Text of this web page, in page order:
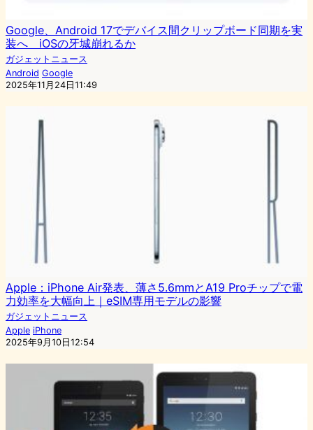
Google、Android 17でデバイス間クリップボード同期を実
装へ iOSの牙城崩れるか
ガジェットニュース
Android Google
2025年11月24日11:49
Apple：iPhone Air発表、薄さ5.6mmとA19 Proチップで電
力効率を大幅向上｜eSIM専用モデルの影響
ガジェットニュース
Apple iPhone
2025年9月10日12:54